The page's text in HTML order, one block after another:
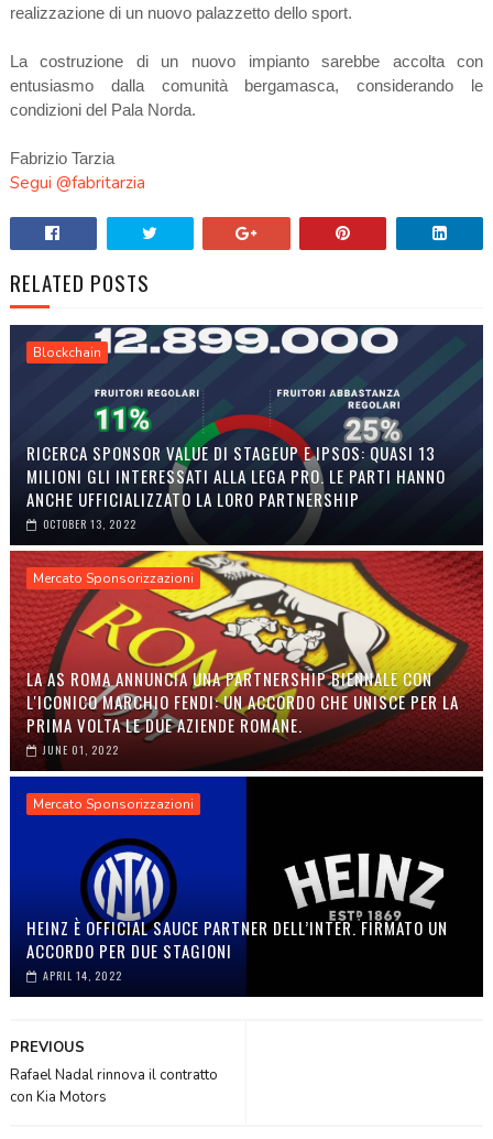
realizzazione di un nuovo palazzetto dello sport.
La costruzione di un nuovo impianto sarebbe accolta con
entusiasmo dalla comunità bergamasca, considerando le
condizioni del Pala Norda.
Fabrizio Tarzia
Segui @fabritarzia
RELATED POSTS
Blockchain
RICERCA SPONSOR VALUE DI STAGEUP E IPSOS: QUASI 13
MILIONI GLI INTERESSATI ALLA LEGA PRO. LE PARTI HANNO
ANCHE UFFICIALIZZATO LA LORO PARTNERSHIP
OCTOBER 13, 2022
Mercato Sponsorizzazioni
LA AS ROMA ANNUNCIA UNA PARTNERSHIP BIENNALE CON
L'ICONICO MARCHIO FENDI: UN ACCORDO CHE UNISCE PER LA
PRIMA VOLTA LE DUE AZIENDE ROMANE.
JUNE 01, 2022
Mercato Sponsorizzazioni
HEINZ È OFFICIAL SAUCE PARTNER DELL’INTER. FIRMATO UN
ACCORDO PER DUE STAGIONI
APRIL 14, 2022
PREVIOUS
Rafael Nadal rinnova il contratto
con Kia Motors